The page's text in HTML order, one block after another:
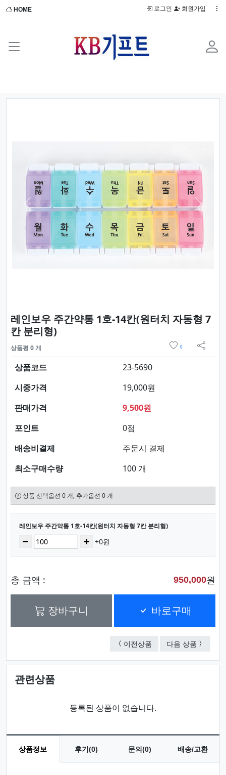
HOME 로그인 회원가입
Previous Next
레인보우 주간약통 1호-14칸(원터치 자동형 7
칸 분리형)
상품평 0 개 0
sns 공
상품코드
23-5690
시중가격
19,000원
판매가격
9,500원
포인트
0점
배송비결제
주문시 결제
최소구매수량
100 개
상품 선택옵션 0 개, 추가옵션 0 개
선택된 옵션
레인보우 주간약통 1호-14칸(원터치 자동형 7칸 분리형)
수량감소 증가+0원
총 금액 : 950,000원
장바구니 바로구매
이전상품 휴대용 미니 퍼펙트 약
다음 상품 레인보
관련상품
등록된 상품이 없습니다.
상품정보 후기(0) 문의(0) 배송/교환